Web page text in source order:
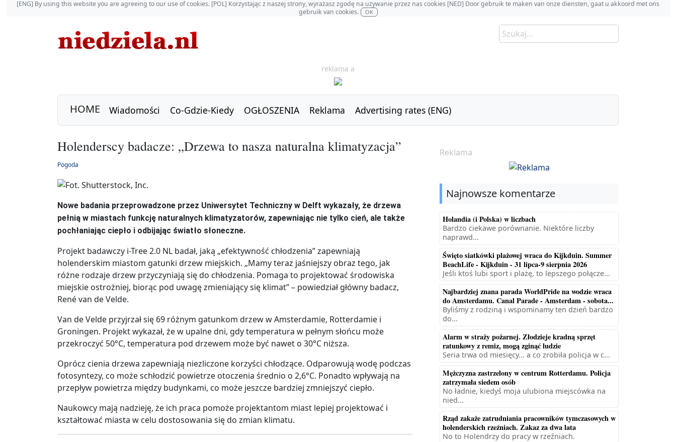
[ENG] By using this website you are agreeing to our use of cookies. [POL] Korzystając z naszej strony, wyrażasz zgodę na używanie przez nas cookies [NED] Door gebruik te maken van onze diensten, gaat u akkoord met ons
gebruik van cookies.
OK
reklama a
HOME Wiadomości Co-Gdzie-Kiedy OGŁOSZENIA Reklama Advertising rates (ENG)
Holenderscy badacze: „Drzewa to nasza naturalna klimatyzacja”
Pogoda
Nowe badania przeprowadzone przez Uniwersytet Techniczny w Delft wykazały, że drzewa
pełnią w miastach funkcję naturalnych klimatyzatorów, zapewniając nie tylko cień, ale także
pochłaniając ciepło i odbijając światło słoneczne.
Projekt badawczy i-Tree 2.0 NL badał, jaką „efektywność chłodzenia” zapewniają
holenderskim miastom gatunki drzew miejskich. „Mamy teraz jaśniejszy obraz tego, jak
różne rodzaje drzew przyczyniają się do chłodzenia. Pomaga to projektować środowiska
miejskie ostrożniej, biorąc pod uwagę zmieniający się klimat” – powiedział główny badacz,
René van de Velde.
Van de Velde przyjrzał się 69 różnym gatunkom drzew w Amsterdamie, Rotterdamie i
Groningen. Projekt wykazał, że w upalne dni, gdy temperatura w pełnym słońcu może
przekroczyć 50°C, temperatura pod drzewem może być nawet o 30°C niższa.
Oprócz cienia drzewa zapewniają niezliczone korzyści chłodzące. Odparowują wodę podczas
fotosyntezy, co może schłodzić powietrze otoczenia średnio o 2,6°C. Ponadto wpływają na
przepływ powietrza między budynkami, co może jeszcze bardziej zmniejszyć ciepło.
Naukowcy mają nadzieję, że ich praca pomoże projektantom miast lepiej projektować i
kształtować miasta w celu dostosowania się do zmian klimatu.
Reklama
Najnowsze komentarze
Holandia (i Polska) w liczbach
Bardzo ciekawe porównanie. Niektóre liczby
naprawd...
Święto siatkówki plażowej wraca do Kijkduin. Summer
BeachLife - Kijkduin - 31 lipca-9 sierpnia 2026
Jeśli ktoś lubi sport i plażę, to lepszego połącze...
Najbardziej znana parada WorldPride na wodzie wraca
do Amsterdamu. Canal Parade - Amsterdam - sobota...
Byliśmy z rodziną i wspominamy ten dzień bardzo
do...
Alarm w straży pożarnej. Złodzieje kradną sprzęt
ratunkowy z remiz, mogą zginąć ludzie
Seria trwa od miesięcy... a co zrobiła policja w c...
Mężczyzna zastrzelony w centrum Rotterdamu. Policja
zatrzymała siedem osób
No ładnie, kiedyś moja ulubiona miejscówka na
nied...
Rząd zakaże zatrudniania pracowników tymczasowych w
holenderskich rzeźniach. Zakaz za dwa lata
No to Holendrzy do pracy w rzeźniach.